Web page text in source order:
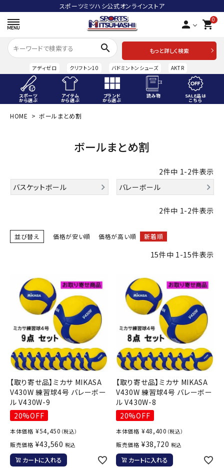
スポーツミツハシ公式オンラインストア
person 0
shopping_cart
search
もっと詳しく検索
アディゼロ クリフトン10 バドミントンシューズ AKTR
スポーツ
から選ぶ
アイテム
から選ぶ
ブランド
から選ぶ
読み物 SALE品は
こちら
ACCOUNT MENU
スポーツから選ぶ
ブランドから選ぶ
INFORMATIOM
ご利用ガイド
お問い合わせ
メルマガ登録
特定商取引法
プライバシーポリシー
HOME ボールまとめ割
ボールまとめ割
2件中 1-2件表示
バスケットボール
バレーボール
2件中 1-2件表示
並び替え 価格が安い順 価格が高い順 新着順
15件中 1-15件表示
【取り寄せ品】ミカサ MIKASA
V430W 練習球4号 バレーボー
ル V430W-9
20%OFF
本体価格 ¥54,450 （税込）
販売価格 ¥43,560 税込
カートに入れる
【取り寄せ品】ミカサ MIKASA
V430W 練習球4号 バレーボー
ル V430W-8
20%OFF
本体価格 ¥48,400 （税込）
販売価格 ¥38,720 税込
カートに入れる